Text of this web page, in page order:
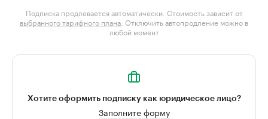
Подписка продлевается автоматически. Стоимость зависит от
выбранного тарифного плана . Отключить автопродление можно в
любой момент
Хотите оформить подписку как юридическое лицо?
Заполните форму